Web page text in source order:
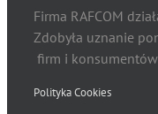
Firma RAFCOM
Zdobyła uznanie
firm i
Polityka Cookies